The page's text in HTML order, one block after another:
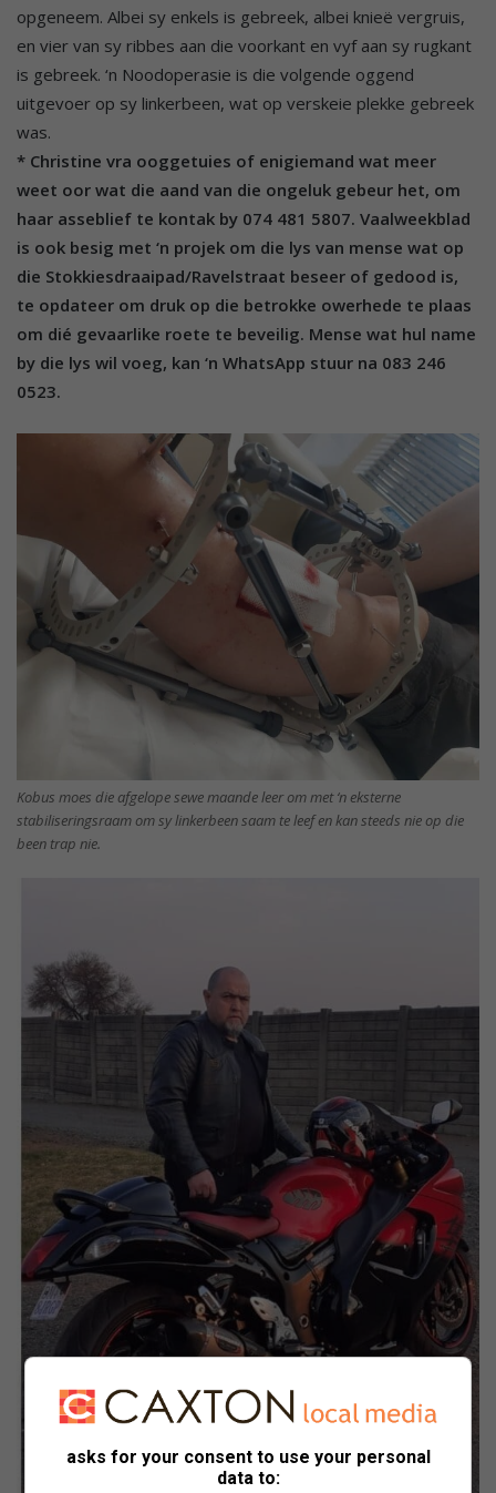
opgeneem. Albei sy enkels is gebreek, albei knieë vergruis,
en vier van sy ribbes aan die voorkant en vyf aan sy rugkant
is gebreek. ‘n Noodoperasie is die volgende oggend
uitgevoer op sy linkerbeen, wat op verskeie plekke gebreek
was.
* Christine vra ooggetuies of enigiemand wat meer
weet oor wat die aand van die ongeluk gebeur het, om
haar asseblief te kontak by 074 481 5807. Vaalweekblad
is ook besig met ‘n projek om die lys van mense wat op
die Stokkiesdraaipad/Ravelstraat beseer of gedood is,
te opdateer om druk op die betrokke owerhede te plaas
om dié gevaarlike roete te beveilig. Mense wat hul name
by die lys wil voeg, kan ‘n WhatsApp stuur na 083 246
0523.
Kobus moes die afgelope sewe maande leer om met ‘n eksterne
stabiliseringsraam om sy linkerbeen saam te leef en kan steeds nie op die
been trap nie.
asks for your consent to use your personal
data to: